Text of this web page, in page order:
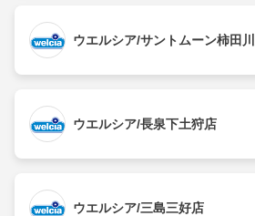
ウエルシア/サントムーン柿田
ウエルシア/長泉下土狩店
ウエルシア/三島三好店